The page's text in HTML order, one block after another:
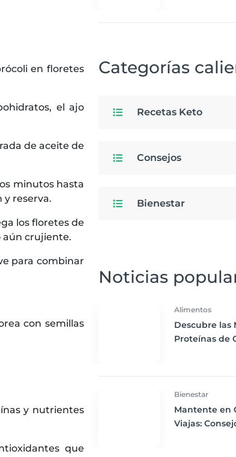
en floretes
el ajo
de aceite de
minutos hasta
y reserva.
los floretes de
aún crujiente.
para combinar
con semillas
y nutrientes
que
Categorías
Recetas Keto
Consejos
Bienestar
Noticias
Alimentos
Descubre las
Proteínas de
Bienestar
Mantente en
Viajas: